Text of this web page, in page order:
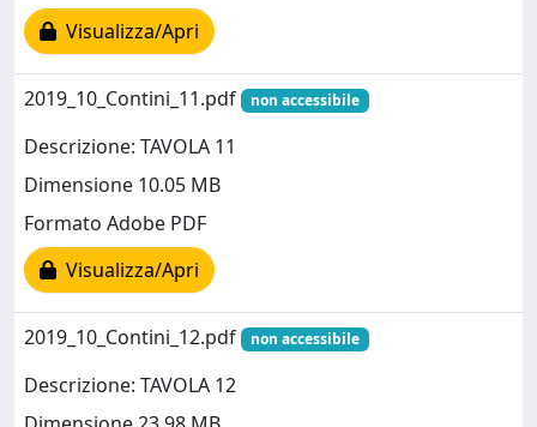
Visualizza/Apri
2019_10_Contini_11.pdf non accessibile
Descrizione: TAVOLA 11
Dimensione 10.05 MB
Formato Adobe PDF
Visualizza/Apri
2019_10_Contini_12.pdf non accessibile
Descrizione: TAVOLA 12